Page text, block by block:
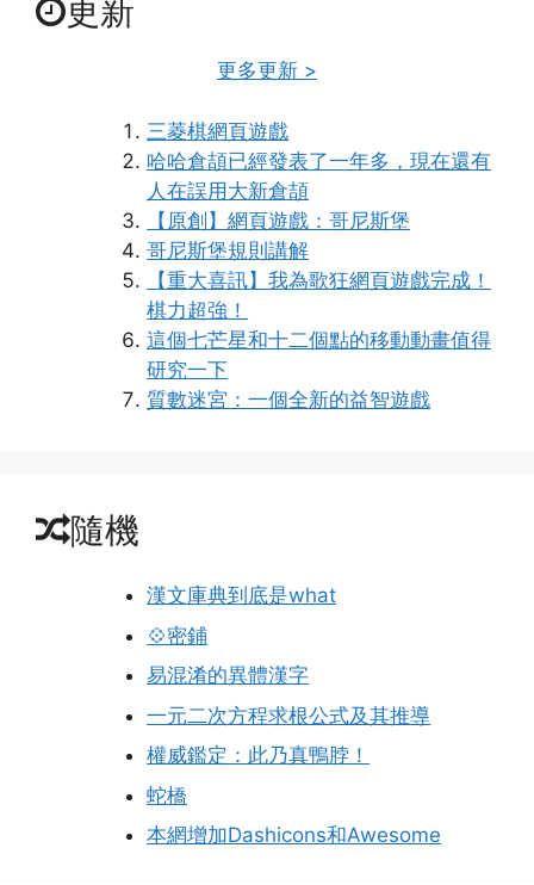
更新
更多更新 >
三菱棋網頁遊戲
哈哈倉頡已經發表了一年多，現在還有
人在誤用大新倉頡
【原創】網頁遊戲：哥尼斯堡
哥尼斯堡規則講解
【重大喜訊】我為歌狂網頁遊戲完成！
棋力超強！
這個七芒星和十二個點的移動動畫值得
研究一下
質數迷宮：一個全新的益智遊戲
隨機
漢文庫典到底是what
💠密鋪
易混淆的異體漢字
一元二次方程求根公式及其推導
權威鑑定：此乃真鴨脖！
蛇橋
本網增加Dashicons和Awesome